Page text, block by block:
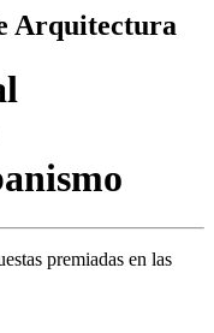
Arquitectura
premiadas en las